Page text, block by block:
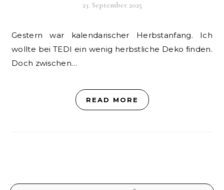
23. September 2025
Gestern war kalendarischer Herbstanfang. Ich
wollte bei TEDI ein wenig herbstliche Deko finden.
Doch zwischen…
READ MORE